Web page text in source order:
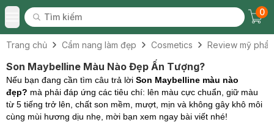
Toggle Menu
Tìm kiếm
Tìm kiếm
0
Trang chủ Cẩm nang làm đẹp Cosmetics Review mỹ
Son Maybelline Màu Nào Đẹp Ấn Tượng?
Nếu bạn đang cần tìm câu trả lời Son Maybelline màu nào
đẹp? mà phải đáp ứng các tiêu chí: lên màu cực chuẩn, giữ màu
từ 5 tiếng trở lên, chất son mềm, mượt, mịn và không gây khô môi
cùng mùi hương dịu nhẹ, mời bạn xem ngay bài viết nhé!